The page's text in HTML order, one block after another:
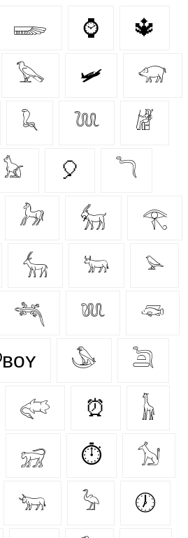
𓆃 ⌚ 🔱
𓅂 🛩 𓃟
𓆗 𓆙 𓁈
𓃠 🎈 𓆓
𓃗 𓃶 𓂀
𓃲 𓃽 𓅫
𓆈 𓆚 𓆛
𓅇 𓆖
𓅾 ⏰ 𓃱
𓃸 ⏱ 𓃩
𓃓 𓅦 🕖